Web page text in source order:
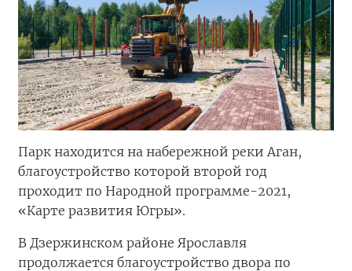
Парк находится на набережной реки Аган,
благоустройство которой второй год
проходит по Народной программе-2021,
«Карте развития Югры».
В Дзержинском районе Ярославля
продолжается благоустройство двора по